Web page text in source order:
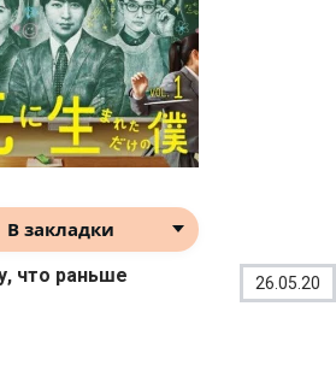
В закладки
что раньше
26.05.20